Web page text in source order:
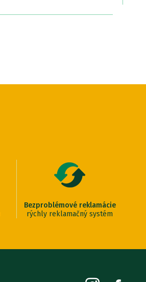
Bezproblémové reklamácie
rýchly reklamačný systém